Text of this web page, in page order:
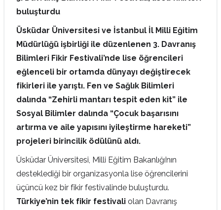
buluşturdu
Üsküdar Üniversitesi ve İstanbul İl Milli Eğitim
Müdürlüğü işbirliği ile düzenlenen 3. Davranış
Bilimleri Fikir Festivali’nde lise öğrencileri
eğlenceli bir ortamda dünyayı değiştirecek
fikirleri ile yarıştı. Fen ve Sağlık Bilimleri
dalında “Zehirli mantarı tespit eden kit” ile
Sosyal Bilimler dalında “Çocuk başarısını
artırma ve aile yapısını iyileştirme hareketi”
projeleri birincilik ödülünü aldı.
Üsküdar Üniversitesi, Milli Eğitim Bakanlığı’nın
desteklediği bir organizasyonla lise öğrencilerini
üçüncü kez bir fikir festivalinde buluşturdu.
Türkiye’nin tek fikir festivali olan Davranış